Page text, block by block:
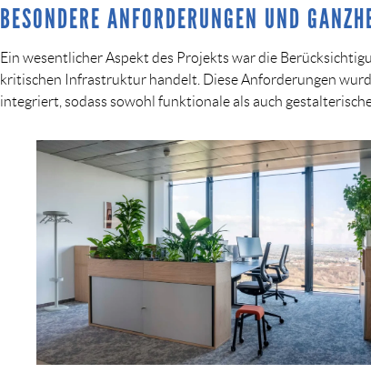
BESONDERE ANFORDERUNGEN UND
Ein wesentlicher Aspekt des Projekts war die
kritischen Infrastruktur handelt. Diese Anforderungen
integriert, sodass sowohl funktionale als auch